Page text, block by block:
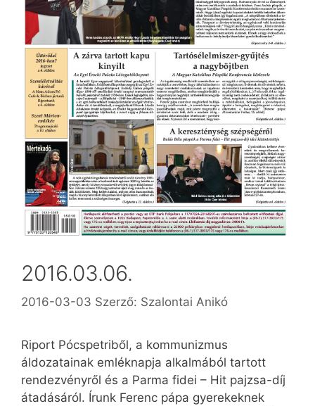
2016.03.06.
2016-03-03 Szerző: Szalontai Anikó
Riport Pócspetriből, a kommunizmus
áldozatainak emléknapja alkalmából tartott
rendezvényről és a Parma fidei – Hit pajzsa-díj
átadásáról. Írunk Ferenc pápa gyerekeknek